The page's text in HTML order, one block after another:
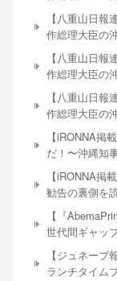
【八重山日
作総理大臣の
【八重山日
作総理大臣の
【八重山日
作総理大臣の
【iRONNA掲
だ！〜沖縄知
【iRONNA掲
勧告の裏側を
【『
世代間ギャッ
【ジュネー
ランチタイム